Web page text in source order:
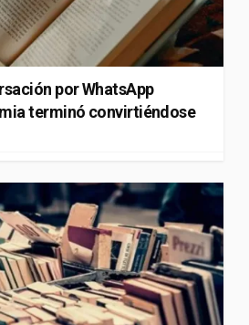
por WhatsApp
terminó convirtiéndose